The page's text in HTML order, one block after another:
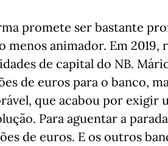
promete ser bastante
animador. Em 2019,
de capital do NB.
de euros para o banco,
que acabou por exigir
Para aguentar a
de euros. E os outros